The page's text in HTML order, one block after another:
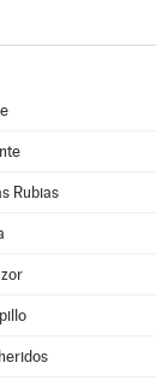
Rubias